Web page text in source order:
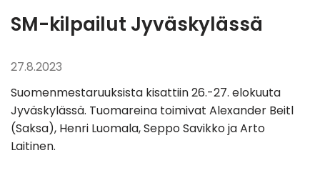
SM-kilpailut Jyväskylässä
27.8.2023
Suomenmestaruuksista kisattiin 26.-27. elokuuta
Jyväskylässä. Tuomareina toimivat Alexander Beitl
(Saksa), Henri Luomala, Seppo Savikko ja Arto
Laitinen.